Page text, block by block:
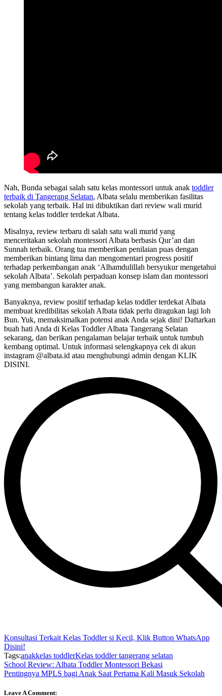
Nah, Bunda sebagai salah satu kelas montessori untuk anak toddler
terbaik di Tangerang Selatan, Albata selalu memberikan fasilitas
sekolah yang terbaik. Hal ini dibuktikan dari review wali murid
tentang kelas toddler terdekat Albata.
Misalnya, review terbaru di salah satu wali murid yang
menceritakan sekolah montessori Albata berbasis Qur’an dan
Sunnah terbaik. Orang tua memberikan penilaian puas dengan
memberikan bintang lima dan mengomentari progress positif
terhadap perkembangan anak ‘Alhamdulillah bersyukur mengetahui
sekolah Albata’. Sekolah perpaduan konsep islam dan montessori
yang membangun karakter anak.
Banyaknya, review positif terhadap kelas toddler terdekat Albata
membuat kredibilitas sekolah Albata tidak perlu diragukan lagi loh
Bun. Yuk, memaksimalkan potensi anak Anda sejak dini! Daftarkan
buah hati Anda di Kelas Toddler Albata Tangerang Selatan
sekarang, dan berikan pengalaman belajar terbaik untuk tumbuh
kembang optimal. Untuk informasi selengkapnya cek di akun
instagram @albata.id atau menghubungi admin dengan KLIK
DISINI.
Konsultasi Terkait Kelas Toddler si Kecil, Klik Button WhatsApp
Disini!
Tags:anakkelas toddlerKelas toddler tangerang selatan
School Review: Albata Toddler Montessori Bekasi
Pentingnya MPLS bagi Anak Saat Pertama Kali Masuk Sekolah
Leave A Comment: